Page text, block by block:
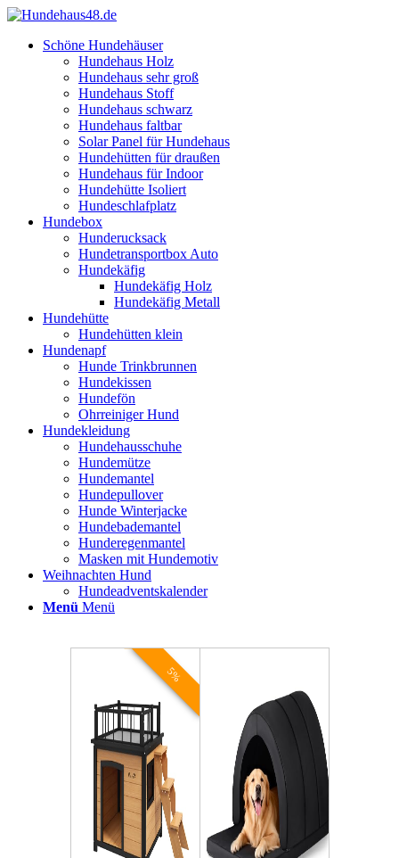
Schöne Hundehäuser
Hundehaus Holz
Hundehaus sehr groß
Hundehaus Stoff
Hundehaus schwarz
Hundehaus faltbar
Solar Panel für Hundehaus
Hundehütten für draußen
Hundehaus für Indoor
Hundehütte Isoliert
Hundeschlafplatz
Hundebox
Hunderucksack
Hundetransportbox Auto
Hundekäfig
Hundekäfig Holz
Hundekäfig Metall
Hundehütte
Hundehütten klein
Hundenapf
Hunde Trinkbrunnen
Hundekissen
Hundefön
Ohrreiniger Hund
Hundekleidung
Hundehausschuhe
Hundemütze
Hundemantel
Hundepullover
Hunde Winterjacke
Hundebademantel
Hunderegenmantel
Masken mit Hundemotiv
Weihnachten Hund
Hundeadventskalender
Menü Menü
5%